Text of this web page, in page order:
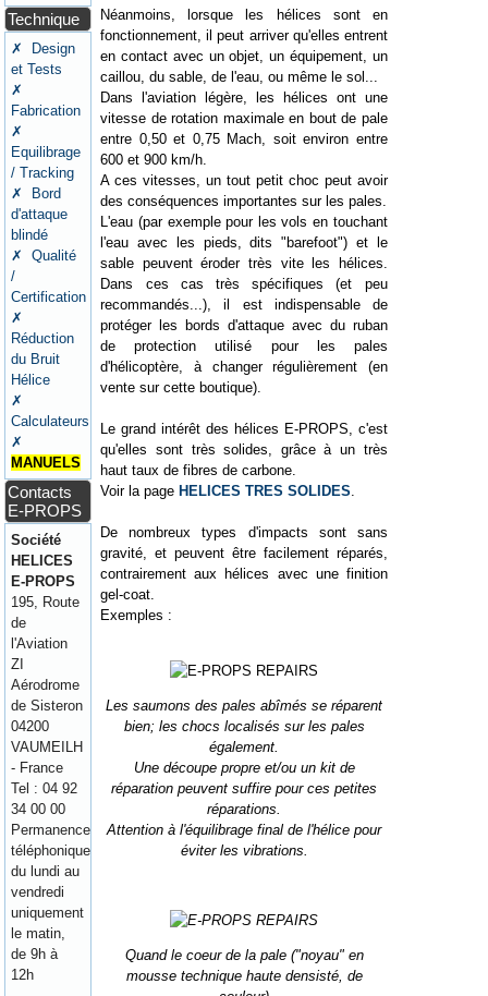
Technique
✗ Design
et Tests
✗
Fabrication
✗
Equilibrage
/ Tracking
✗ Bord
d'attaque
blindé
✗ Qualité
/
Certification
✗
Réduction
du Bruit
Hélice
✗
Calculateurs
✗
MANUELS
Contacts
E-PROPS
Société
HELICES
E-PROPS
195, Route
de
l'Aviation
ZI
Aérodrome
de Sisteron
04200
VAUMEILH
- France
Tel : 04 92
34 00 00
Permanence
téléphonique
du lundi au
vendredi
uniquement
le matin,
de 9h à
12h
Néanmoins, lorsque les hélices sont en
fonctionnement, il peut arriver qu'elles entrent
en contact avec un objet, un équipement, un
caillou, du sable, de l'eau, ou même le sol...
Dans l'aviation légère, les hélices ont une
vitesse de rotation maximale en bout de pale
entre 0,50 et 0,75 Mach, soit environ entre
600 et 900 km/h.
A ces vitesses, un tout petit choc peut avoir
des conséquences importantes sur les pales.
L'eau (par exemple pour les vols en touchant
l'eau avec les pieds, dits "barefoot") et le
sable peuvent éroder très vite les hélices.
Dans ces cas très spécifiques (et peu
recommandés...), il est indispensable de
protéger les bords d'attaque avec du ruban
de protection utilisé pour les pales
d'hélicoptère, à changer régulièrement (en
vente sur cette boutique).
Le grand intérêt des hélices E-PROPS, c'est
qu'elles sont très solides, grâce à un très
haut taux de fibres de carbone.
Voir la page HELICES TRES SOLIDES.
De nombreux types d'impacts sont sans
gravité, et peuvent être facilement réparés,
contrairement aux hélices avec une finition
gel-coat.
Exemples :
Les saumons des pales abîmés se réparent
bien; les chocs localisés sur les pales
également.
Une découpe propre et/ou un kit de
réparation peuvent suffire pour ces petites
réparations.
Attention à l'équilibrage final de l'hélice pour
éviter les vibrations.
Quand le coeur de la pale ("noyau" en
mousse technique haute densisté, de